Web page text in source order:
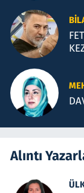
Alıntı